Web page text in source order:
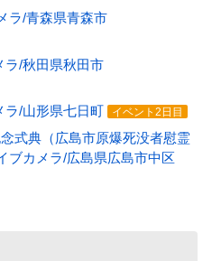
ラ/青森県青森市
ラ/秋田県秋田市
ラ/山形県七日町 イベント2日目
式典（広島市原爆死没者慰霊
ブカメラ/広島県広島市中区